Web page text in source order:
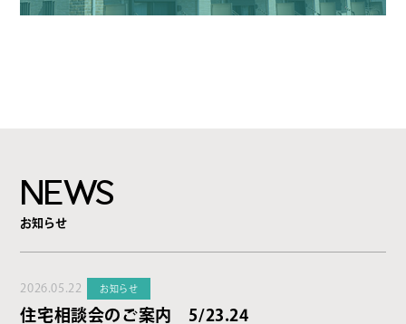
NEWS
お知らせ
2026.05.22 お知らせ
住宅相談会のご案内 5/23.24